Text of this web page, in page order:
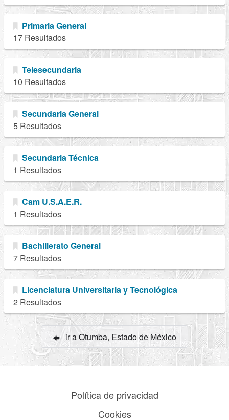
Primaria General
17 Resultados
Telesecundaria
10 Resultados
Secundaria General
5 Resultados
Secundaria Técnica
1 Resultados
Cam U.S.A.E.R.
1 Resultados
Bachillerato General
7 Resultados
Licenciatura Universitaria y Tecnológica
2 Resultados
ir a Otumba, Estado de México
Política de privacidad
Cookies